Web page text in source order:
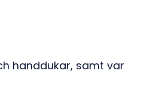
handdukar, samt var